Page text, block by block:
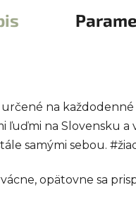
na
ľuďmi na Slovensku
samými sebou.
opätovne sa